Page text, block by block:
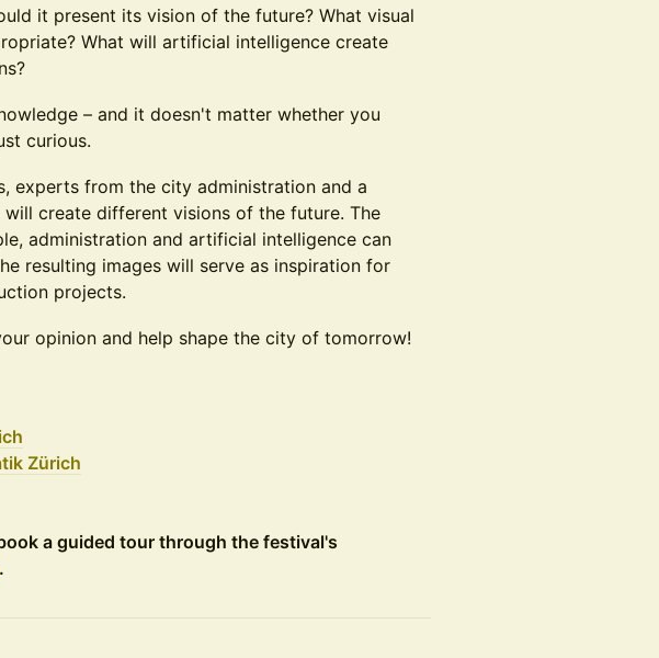
it present its vision of the future? What visual
What will artificial intelligence create
– and it doesn't matter whether you
curious.
experts from the city administration and a
create different visions of the future. The
administration and artificial intelligence can
resulting images will serve as inspiration for
projects.
opinion and help shape the city of tomorrow!
Zürich
a guided tour through the festival's
.